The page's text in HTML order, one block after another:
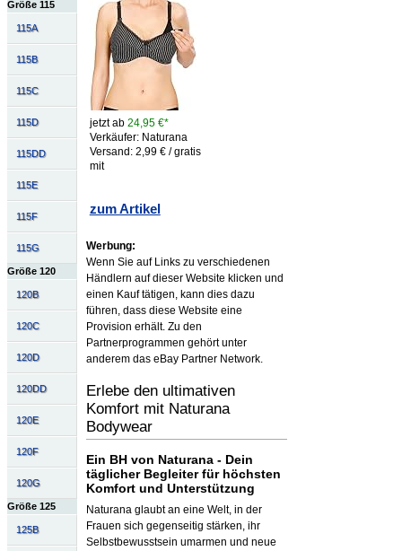
Größe 115
115A
115B
115C
115D
115DD
115E
115F
115G
Größe 120
120B
120C
120D
120DD
120E
120F
120G
Größe 125
125B
jetzt ab 24,95 €*
Verkäufer: Naturana
Versand: 2,99 € / gratis
mit
zum Artikel
Werbung:
Wenn Sie auf Links zu verschiedenen
Händlern auf dieser Website klicken und
einen Kauf tätigen, kann dies dazu
führen, dass diese Website eine
Provision erhält. Zu den
Partnerprogrammen gehört unter
anderem das eBay Partner Network.
Erlebe den ultimativen
Komfort mit Naturana
Bodywear
Ein BH von Naturana - Dein
täglicher Begleiter für höchsten
Komfort und Unterstützung
Naturana glaubt an eine Welt, in der
Frauen sich gegenseitig stärken, ihr
Selbstbewusstsein umarmen und neue